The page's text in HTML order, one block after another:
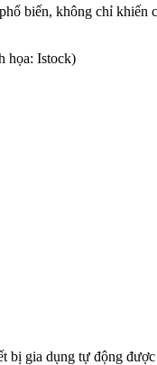
biến, không chỉ khiến
họa: Istock)
gia dụng tự động